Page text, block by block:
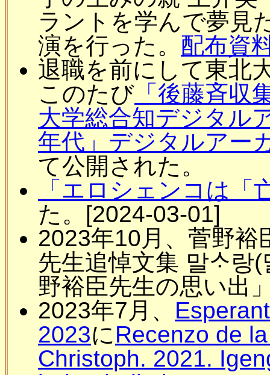
ラントを学んで夢見
演を行った。 配布資
退職を前にして東北
このたび 「後藤斉収
大学総合知デジタル
年代」デジタルアー
て公開された。
「エロシェンコは「
た。[2024-03-01]
2023年10月、菅野裕
先生追悼文集 말ᄉᆞ
野裕臣先生の思い出
2023年7月、
2023にRecenzo de
Christoph. 2021.